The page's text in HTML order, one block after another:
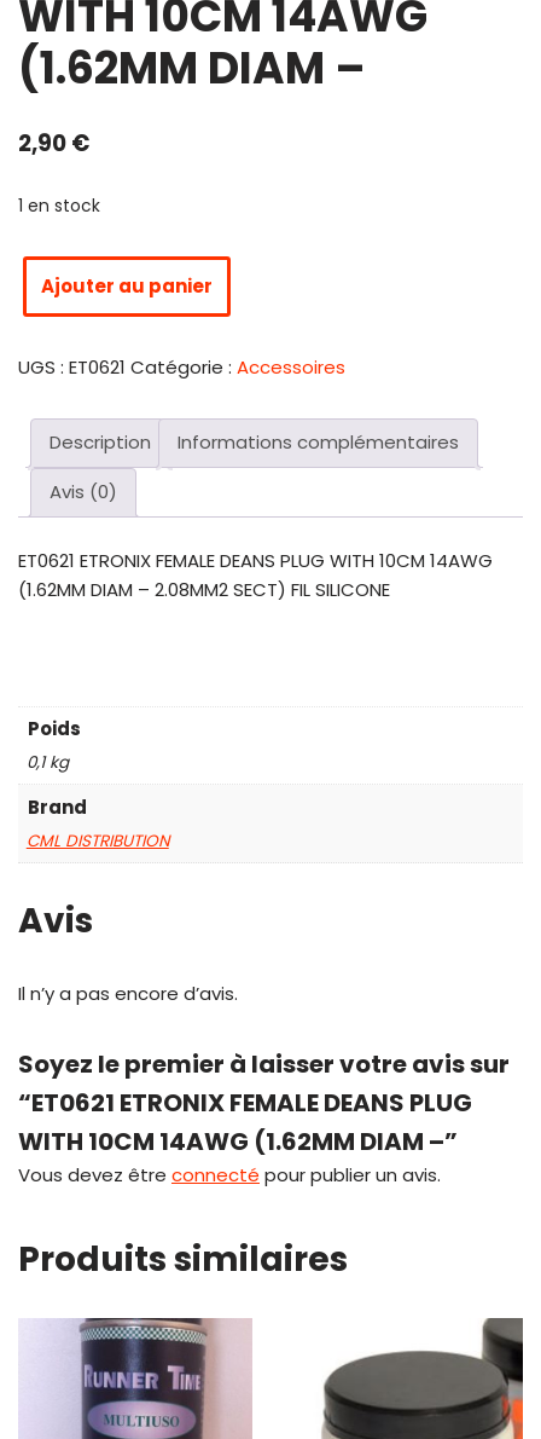
WITH 10CM 14AWG
(1.62MM DIAM –
2,90€
1 en stock
Ajouter au panier
UGS : ET0621 Catégorie : Accessoires
Description
Informations complémentaires
Avis (0)
ET0621 ETRONIX FEMALE DEANS PLUG WITH 10CM 14AWG
(1.62MM DIAM – 2.08MM2 SECT) FIL SILICONE
Poids
0,1 kg
Brand
CML DISTRIBUTION
Avis
Il n’y a pas encore d’avis.
Soyez le premier à laisser votre avis sur
“ET0621 ETRONIX FEMALE DEANS PLUG
WITH 10CM 14AWG (1.62MM DIAM –”
Vous devez être connecté pour publier un avis.
Produits similaires